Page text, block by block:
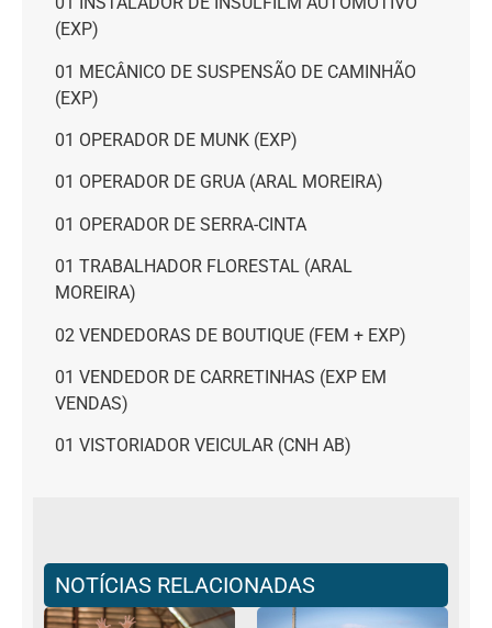
(EXP)
01 MECÂNICO DE SUSPENSÃO DE CAMINHÃO
(EXP)
01 OPERADOR DE MUNK (EXP)
01 OPERADOR DE GRUA (ARAL MOREIRA)
01 OPERADOR DE SERRA-CINTA
01 TRABALHADOR FLORESTAL (ARAL
MOREIRA)
02 VENDEDORAS DE BOUTIQUE (FEM + EXP)
01 VENDEDOR DE CARRETINHAS (EXP EM
VENDAS)
01 VISTORIADOR VEICULAR (CNH AB)
NOTÍCIAS RELACIONADAS